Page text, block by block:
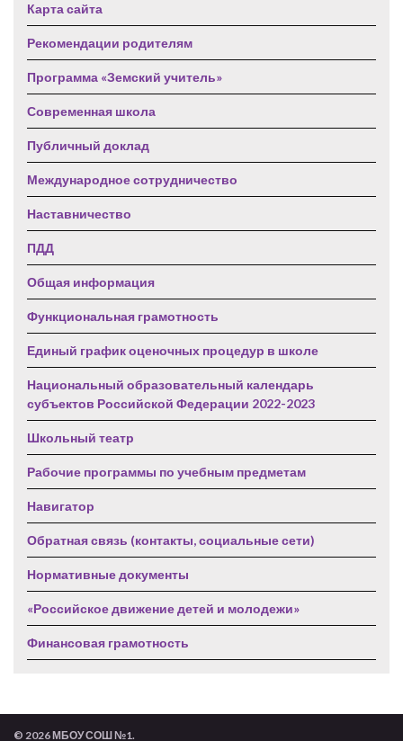
Карта сайта
Рекомендации родителям
Программа «Земский учитель»
Современная школа
Публичный доклад
Международное сотрудничество
Наставничество
ПДД
Общая информация
Функциональная грамотность
Единый график оценочных процедур в школе
Национальный образовательный календарь
субъектов Российской Федерации 2022-2023
Школьный театр
Рабочие программы по учебным предметам
Навигатор
Обратная связь (контакты, социальные сети)
Нормативные документы
«Российское движение детей и молодежи»
Финансовая грамотность
© 2026 МБОУ СОШ №1.